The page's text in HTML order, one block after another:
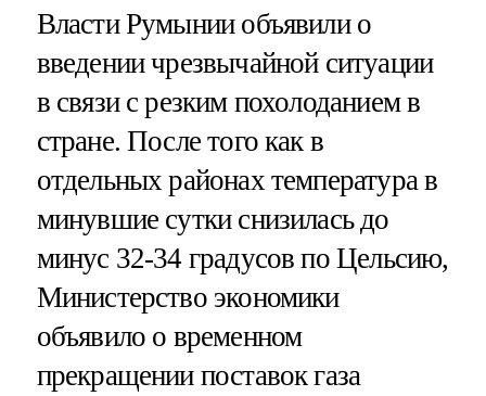
Власти Румынии объявили о
введении чрезвычайной ситуации
в связи с резким похолоданием в
стране. После того как в
отдельных районах температура в
минувшие сутки снизилась до
минус 32-34 градусов по Цельсию,
Министерство экономики
объявило о временном
прекращении поставок газа